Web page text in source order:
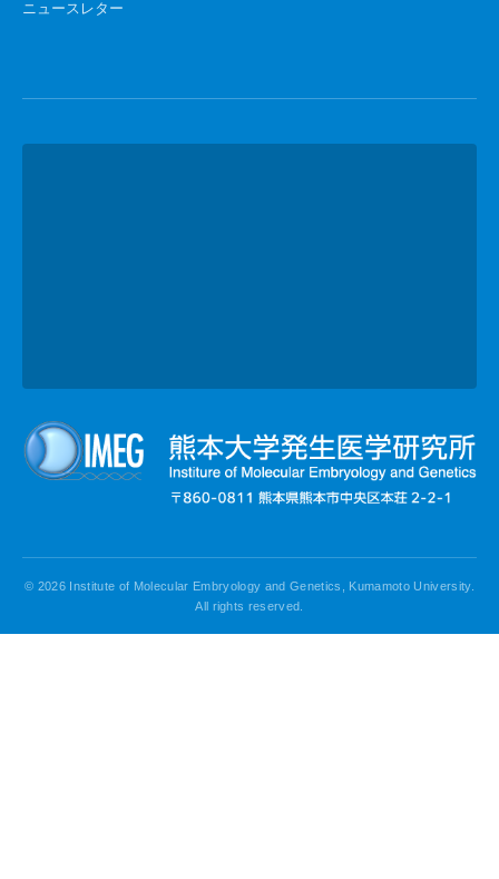
ニュースレター
© 2026 Institute of Molecular Embryology and Genetics, Kumamoto University.
All rights reserved.